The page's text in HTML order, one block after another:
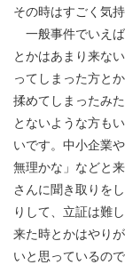
その時はすごく気
一般事件でいえ
とかはあまり来な
ってしまった方と
揉めてしまったみ
とないような方も
いです。中小企業
無理かな」などと
さんに聞き取りを
りして、立証は難
来た時とかはやり
いと思っているの